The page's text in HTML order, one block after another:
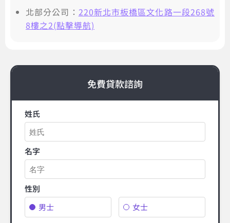
北部分公司： 220新北市板橋區文化路一段268號
8樓之2(點擊導航)
免費貸款諮詢
姓氏
名字
性別
男士
女士